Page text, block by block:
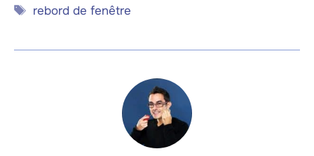
Étiquettes
rebord de fenêtre